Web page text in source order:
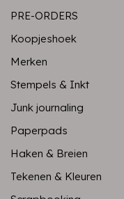
PRE-ORDERS
Koopjeshoek
Merken
Stempels & Inkt
Junk journaling
Paperpads
Haken & Breien
Tekenen & Kleuren